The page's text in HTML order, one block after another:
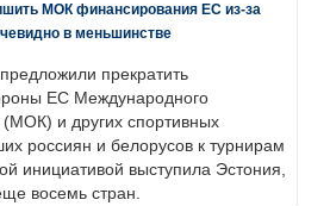
МОК финансирования ЕС из-за
в меньшинстве
прекратить
ЕС Международного
(МОК) и других спортивных
россиян и белорусов к турнирам
инициативой выступила Эстония,
восемь стран.